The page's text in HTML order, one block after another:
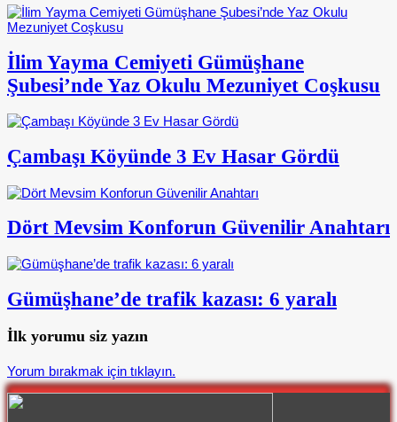
İlim Yayma Cemiyeti Gümüşhane
Şubesi’nde Yaz Okulu Mezuniyet Coşkusu
Çambaşı Köyünde 3 Ev Hasar Gördü
Dört Mevsim Konforun Güvenilir Anahtarı
Gümüşhane’de trafik kazası: 6 yaralı
İlk yorumu siz yazın
Yorum bırakmak için tıklayın.